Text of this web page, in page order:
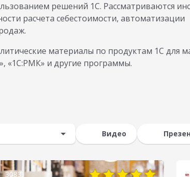
решений 1С. Рассматриваются
расчета себестоимости, автоматизации
материалы по продуктам 1С для
«1С:РМК» и другие программы.
Видео
3083